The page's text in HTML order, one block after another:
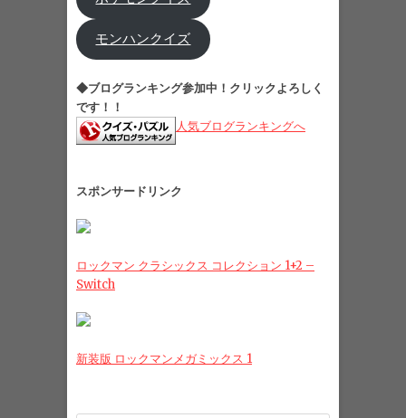
モンハンクイズ
◆ブログランキング参加中！クリックよろしく
です！！
人気ブログランキングへ
スポンサードリンク
ロックマン クラシックス コレクション 1+2 –
Switch
新装版 ロックマンメガミックス 1